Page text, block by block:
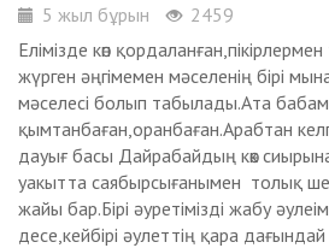
5 жыл бұрын
2459
Елімізде көп
жүрген әңгімемен мәселенің бірі
мәселесі болып табылады.Ата
қымтанбаған,оранбаған.Арабтан
дауығ басы Дайрабайдың көк сиырына
уакытта саябырсығанымен толық
жайы бар.Бірі әуретімізді жабу
десе,кейбірі әулеттің қара